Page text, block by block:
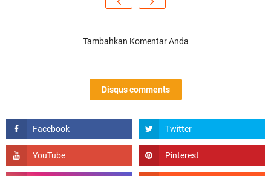
Tambahkan Komentar Anda
Disqus comments